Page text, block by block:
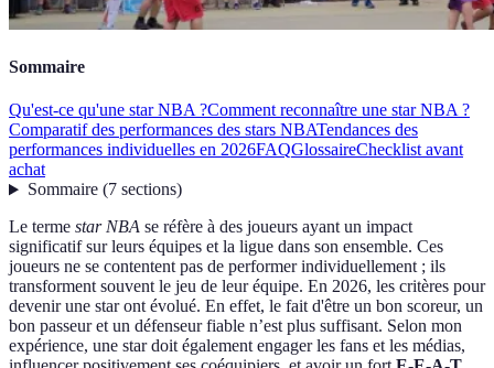
Sommaire
Qu'est-ce qu'une star NBA ?Comment reconnaître une star NBA ?
Comparatif des performances des stars NBATendances des
performances individuelles en 2026FAQGlossaireChecklist avant
achat
Sommaire(7 sections)
Le terme star NBA se réfère à des joueurs ayant un impact
significatif sur leurs équipes et la ligue dans son ensemble. Ces
joueurs ne se contentent pas de performer individuellement ; ils
transforment souvent le jeu de leur équipe. En 2026, les critères pour
devenir une star ont évolué. En effet, le fait d'être un bon scoreur, un
bon passeur et un défenseur fiable n’est plus suffisant. Selon mon
expérience, une star doit également engager les fans et les médias,